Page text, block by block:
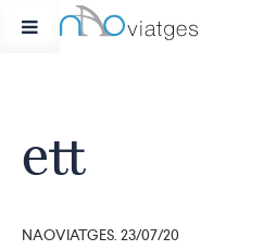
ett
NAOVIATGES. 23/07/20